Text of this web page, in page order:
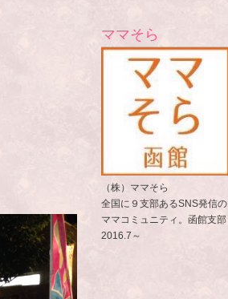
ママそら
（株）ママそら
全国に９支部あるSNS発信の
ママコミュニティ。函館支部
2016.7～